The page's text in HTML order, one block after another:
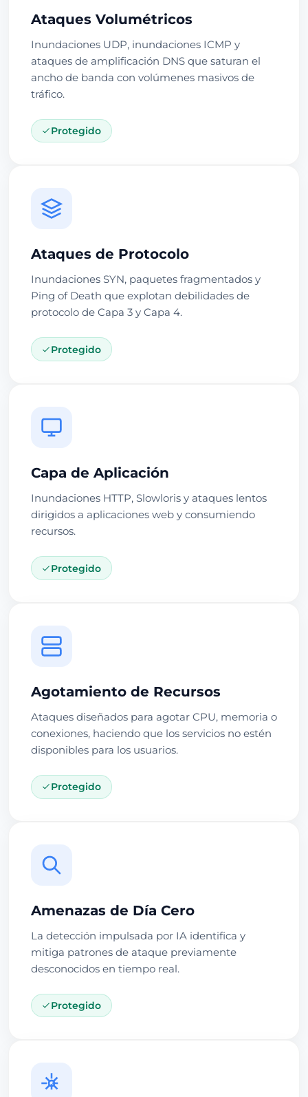
Ataques Volumétricos
Inundaciones UDP, inundaciones ICMP y
ataques de amplificación DNS que saturan el
ancho de banda con volúmenes masivos de
tráfico.
Protegido
Ataques de Protocolo
Inundaciones SYN, paquetes fragmentados y
Ping of Death que explotan debilidades de
protocolo de Capa 3 y Capa 4.
Protegido
Capa de Aplicación
Inundaciones HTTP, Slowloris y ataques lentos
dirigidos a aplicaciones web y consumiendo
recursos.
Protegido
Agotamiento de Recursos
Ataques diseñados para agotar CPU, memoria o
conexiones, haciendo que los servicios no estén
disponibles para los usuarios.
Protegido
Amenazas de Día Cero
La detección impulsada por IA identifica y
mitiga patrones de ataque previamente
desconocidos en tiempo real.
Protegido